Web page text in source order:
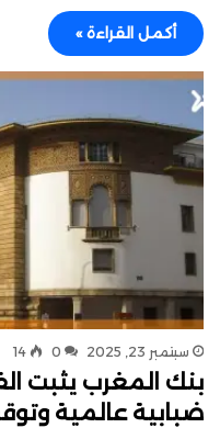
أكمل القراءة »
سبتمبر 23, 2025 0
14
ضبابية عالمية